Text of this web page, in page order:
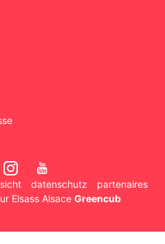
datenschutz
partenaires
Elsass Alsace Greencub